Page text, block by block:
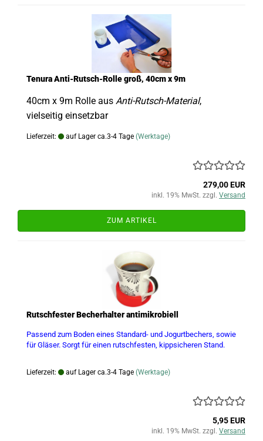
Tenura Anti-Rutsch-Rolle groß, 40cm x 9m
40cm x 9m Rolle aus Anti-Rutsch-Material,
vielseitig einsetzbar
Lieferzeit: auf Lager ca.3-4 Tage (Werktage)
279,00 EUR
inkl. 19% MwSt. zzgl. Versand
ZUM ARTIKEL
Rutschfester Becherhalter antimikrobiell
Passend zum Boden eines Standard- und Jogurtbechers, sowie
für Gläser. Sorgt für einen rutschfesten, kippsicheren Stand.
Lieferzeit: auf Lager ca.3-4 Tage (Werktage)
5,95 EUR
inkl. 19% MwSt. zzgl. Versand